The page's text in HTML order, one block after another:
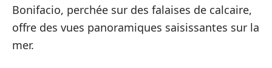
Bonifacio, perchée sur des falaises de calcaire,
offre des vues panoramiques saisissantes sur la
mer.